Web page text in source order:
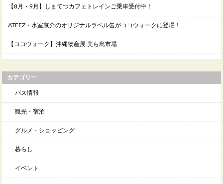
【8月・9月】しまてつカフェトレインご乗車受付中！
ATEEZ・氷室京介のオリジナルラベル缶がココウォークに登場！
【ココウォーク】沖縄物産展 美ら島市場
カテゴリー
バス情報
観光・宿泊
グルメ・ショッピング
暮らし
イベント